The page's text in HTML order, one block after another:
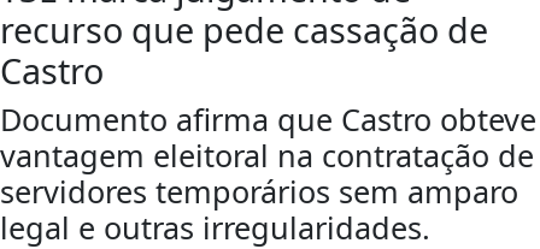
recurso que pede cassação de
Castro
Documento afirma que Castro obteve
vantagem eleitoral na contratação de
servidores temporários sem amparo
legal e outras irregularidades.